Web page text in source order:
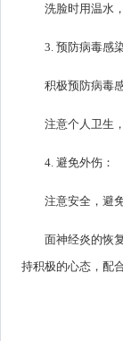
洗脸时用温水
3. 预防病毒感
积极预防病毒
注意个人卫生
4. 避免外伤：
注意安全，避
面神经炎的恢
持积极的心态，配